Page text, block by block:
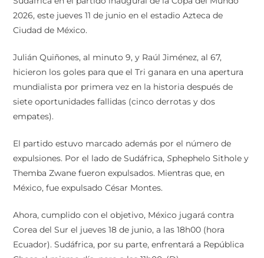
2026, este jueves 11 de junio en el estadio Azteca de
Ciudad de México.
Julián Quiñones, al minuto 9, y Raúl Jiménez, al 67,
hicieron los goles para que el Tri ganara en una apertura
mundialista por primera vez en la historia después de
siete oportunidades fallidas (cinco derrotas y dos
empates).
El partido estuvo marcado además por el número de
expulsiones. Por el lado de Sudáfrica, Sphephelo Sithole y
Themba Zwane fueron expulsados. Mientras que, en
México, fue expulsado César Montes.
Ahora, cumplido con el objetivo, México jugará contra
Corea del Sur el jueves 18 de junio, a las 18h00 (hora
Ecuador). Sudáfrica, por su parte, enfrentará a República